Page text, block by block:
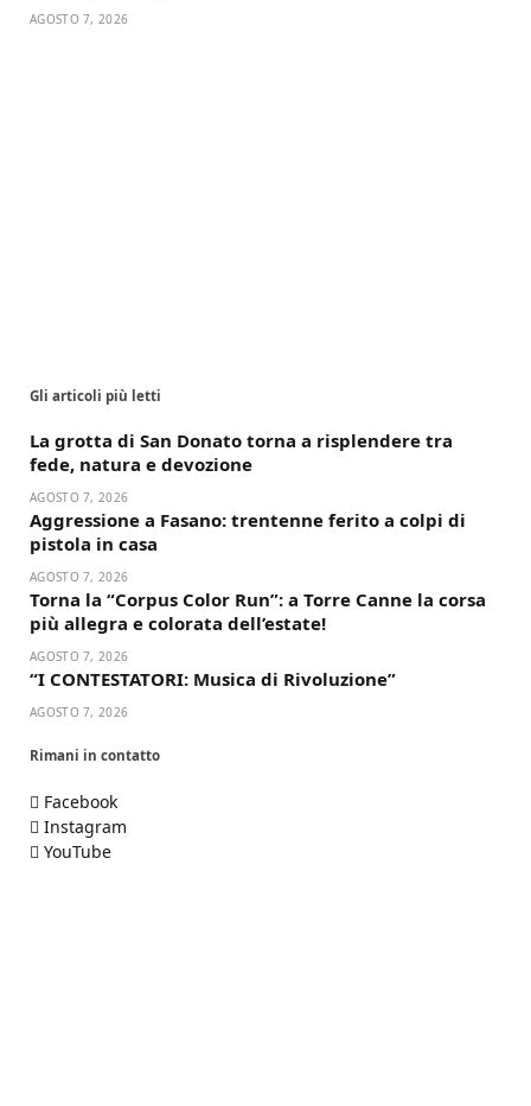
AGOSTO 7, 2026
Gli articoli più letti
La grotta di San Donato torna a risplendere tra
fede, natura e devozione
AGOSTO 7, 2026
Aggressione a Fasano: trentenne ferito a colpi di
pistola in casa
AGOSTO 7, 2026
Torna la “Corpus Color Run”: a Torre Canne la corsa
più allegra e colorata dell’estate!
AGOSTO 7, 2026
“I CONTESTATORI: Musica di Rivoluzione”
AGOSTO 7, 2026
Rimani in contatto
Facebook
Instagram
YouTube